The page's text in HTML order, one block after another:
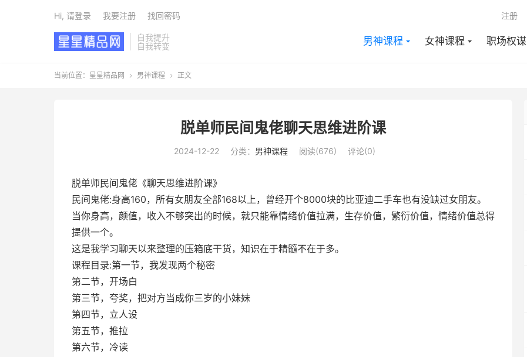
自我提升
自我转变
男神课程 女神课程 职场权谋
注册
Hi, 请登录 我要注册 找回密码
当前位置： 星星精品网  男神课程  正文
脱单师民间鬼佬聊天思维进阶课
2024-12-22 分类： 男神课程 阅读(676) 评论(0)
脱单师民间鬼佬《聊天思维进阶课》
民间鬼佬:身高160，所有女朋友全部168以上，曾经开个8000块的比亚迪二手车也有没缺过女朋友。
当你身高，颜值，收入不够突出的时候，就只能靠情绪价值拉满，生存价值，繁衍价值，情绪价值总得
提供一个。
这是我学习聊天以来整理的压箱底干货，知识在于精髓不在于多。
课程目录:第一节，我发现两个秘密
第二节，开场白
第三节，夸奖，把对方当成你三岁的小妹妹
第四节，立人设
第五节，推拉
第六节，冷读